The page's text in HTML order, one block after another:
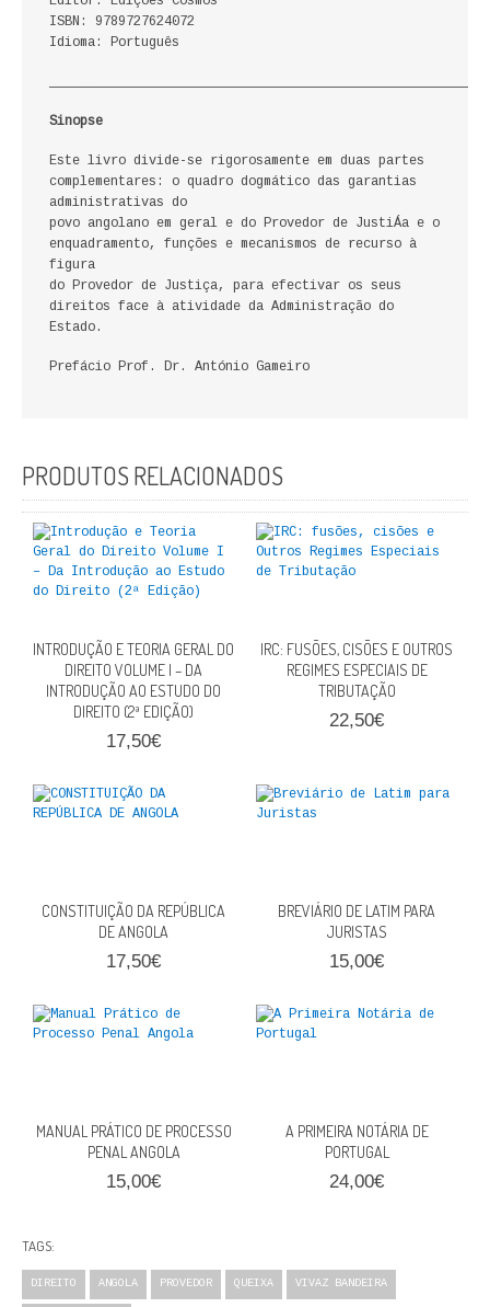
PRÉ-HISTÓRIA
BIOGRAFIA
FICÇÃO E ROMANCE
LABIRINTOS DE EROS
NOVA BIBLIOTECA COSMOS
POESIA E TEATRO
REVISTA DEDALUS
CIÊNCIA POLITICA
RELAÇÕES INTERNACIONAIS
COLEÇÃO ATENA
QUEM SOMOS
PROMOÇÕES
CONTACTOS
ISBN: 9789727624072
Idioma: Português
Sinopse
Este livro divide-se rigorosamente em duas partes
complementares: o quadro dogmático das garantias
administrativas do
povo angolano em geral e do Provedor de JustiÁa e o
enquadramento, funções e mecanismos de recurso à
figura
do Provedor de Justiça, para efectivar os seus
direitos face à atividade da Administração do
Estado.
Prefácio Prof. Dr. António Gameiro
PRODUTOS RELACIONADOS
INTRODUÇÃO E TEORIA GERAL DO
DIREITO VOLUME I – DA
INTRODUÇÃO AO ESTUDO DO
DIREITO (2ª EDIÇÃO)
17,50€
IRC: FUSÕES, CISÕES E OUTROS
REGIMES ESPECIAIS DE
TRIBUTAÇÃO
22,50€
CONSTITUIÇÃO DA REPÚBLICA
DE ANGOLA
17,50€
BREVIÁRIO DE LATIM PARA
JURISTAS
15,00€
MANUAL PRÁTICO DE PROCESSO
PENAL ANGOLA
15,00€
A PRIMEIRA NOTÁRIA DE
PORTUGAL
24,00€
TAGS:
DIREITO ANGOLA PROVEDOR QUEIXA VIVAZ BANDEIRA